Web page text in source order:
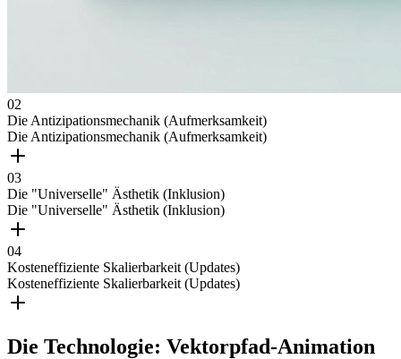
02
Die Antizipationsmechanik (Aufmerksamkeit)
Die Antizipationsmechanik (Aufmerksamkeit)
03
Die "Universelle" Ästhetik (Inklusion)
Die "Universelle" Ästhetik (Inklusion)
04
Kosteneffiziente Skalierbarkeit (Updates)
Kosteneffiziente Skalierbarkeit (Updates)
Die Technologie: Vektorpfad-Animation